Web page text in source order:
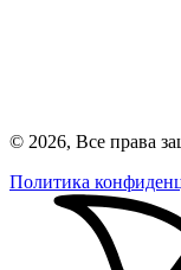
© 2026, Все права
Политика